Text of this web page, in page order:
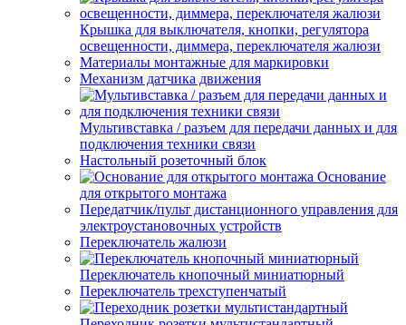
Крышка для выключателя, кнопки, регулятора
освещенности, диммера, переключателя жалюзи
Материалы монтажные для маркировки
Механизм датчика движения
Мультивставка / разъем для передачи данных и для
подключения техники связи
Настольный розеточный блок
Основание
для открытого монтажа
Передатчик/пульт дистанционного управления для
электроустановочных устройств
Переключатель жалюзи
Переключатель кнопочный миниатюрный
Переключатель трехступенчатый